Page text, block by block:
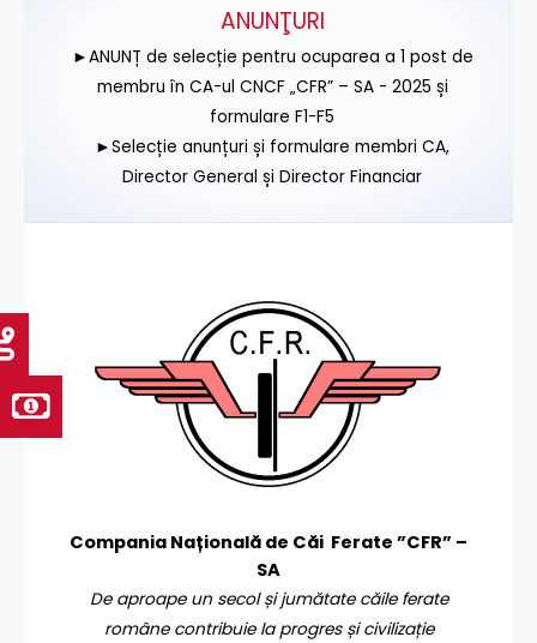
ANUNŢURI
►ANUNȚ de selecție pentru ocuparea a 1 post de
membru în CA-ul CNCF „CFR” – SA - 2025 și
formulare F1-F5
►Selecție anunțuri și formulare membri CA,
Director General și Director Financiar
Compania Națională de Căi Ferate ”CFR” –
SA
De aproape un secol și jumătate căile ferate
române contribuie la progres și civilizație